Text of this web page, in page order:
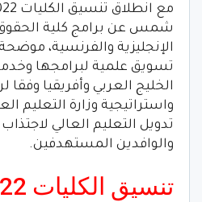
شمس عن برامج كلية الحقوق
الإنجليزية والفرنسية،
تسويق علمية لبرامجها
الخليج العربي وأفريقيا وفقا
واستراتيجية وزارة التعليم
تدويل التعليم العالي
والوافدين المستهدفين.